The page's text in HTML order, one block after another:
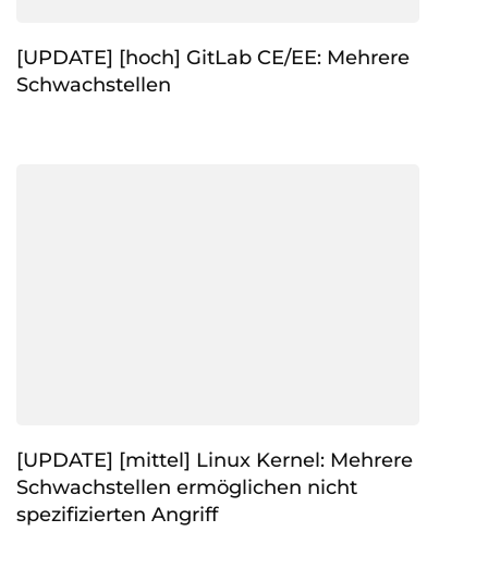
[UPDATE] [hoch] GitLab CE/EE: Mehrere
Schwachstellen
[UPDATE] [mittel] Linux Kernel: Mehrere
Schwachstellen ermöglichen nicht
spezifizierten Angriff